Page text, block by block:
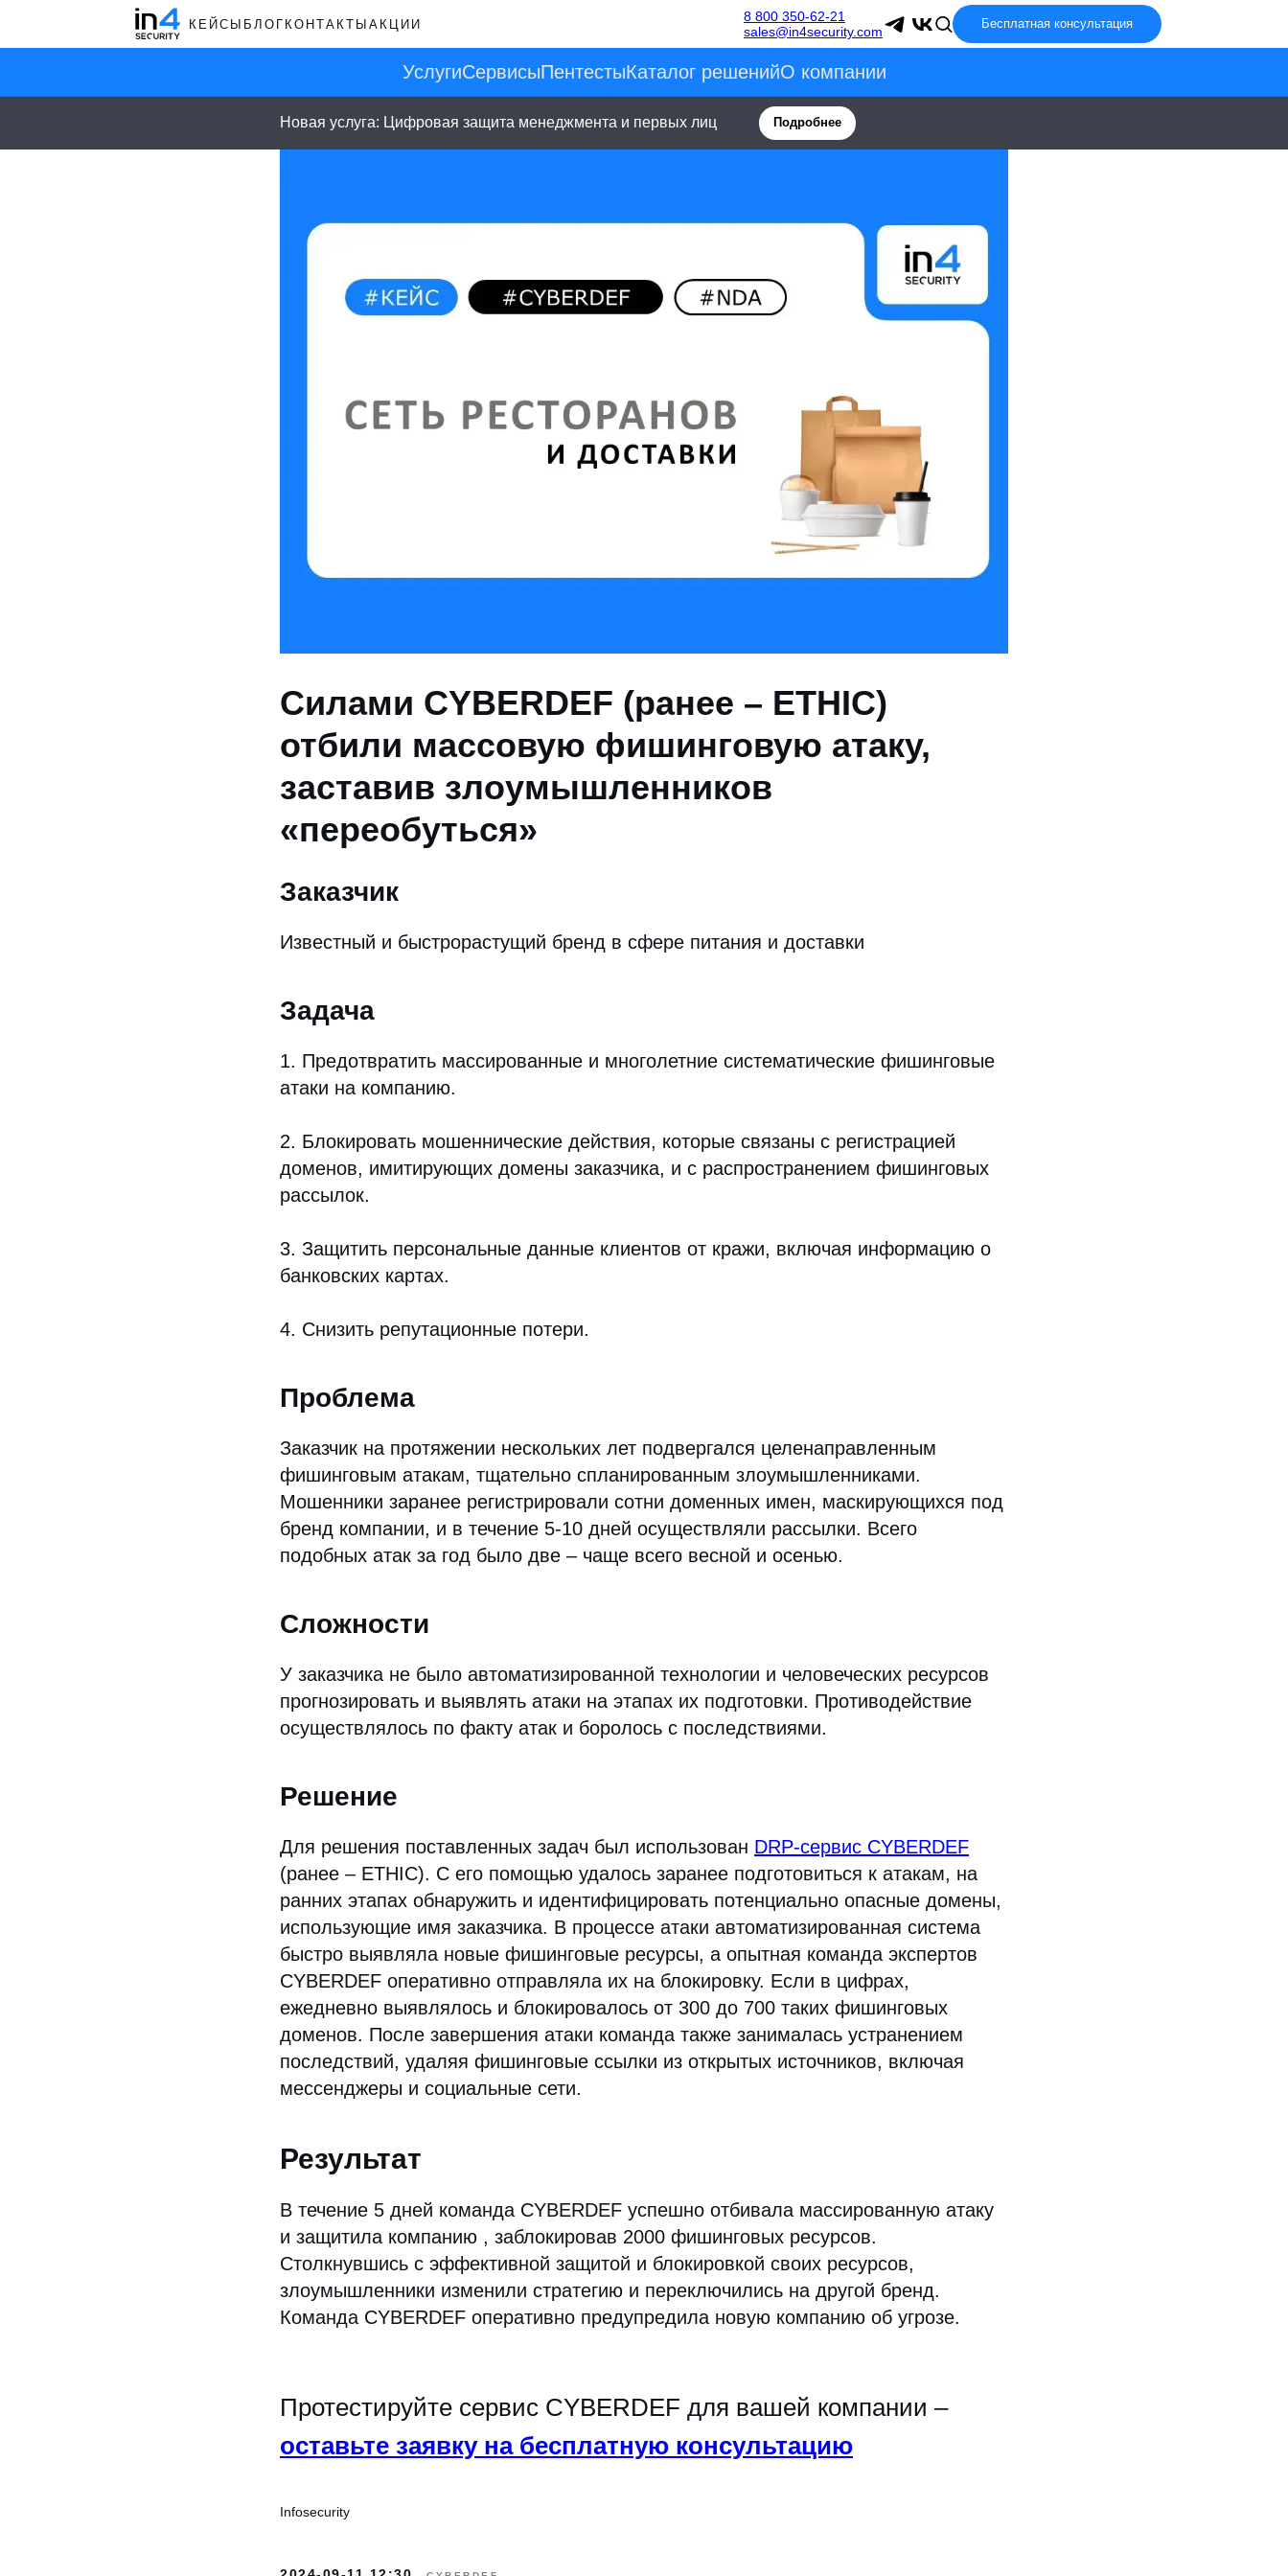
КЕЙСЫ БЛОГ КОНТАКТЫ АКЦИИ
8 800 350-62-21
sales@in4security.com
Бесплатная консультация
УслугиСервисыПентестыКаталог решенийО компании
Новая услуга: Цифровая защита менеджмента и первых лиц Подробнее
Силами CYBERDEF (ранее – ETHIC)
отбили массовую фишинговую атаку,
заставив злоумышленников
«переобуться»
Заказчик
Известный и быстрорастущий бренд в сфере питания и доставки
Задача
1. Предотвратить массированные и многолетние систематические фишинговые
атаки на компанию.
2. Блокировать мошеннические действия, которые связаны с регистрацией
доменов, имитирующих домены заказчика, и с распространением фишинговых
рассылок.
3. Защитить персональные данные клиентов от кражи, включая информацию о
банковских картах.
4. Снизить репутационные потери.
Проблема
Заказчик на протяжении нескольких лет подвергался целенаправленным
фишинговым атакам, тщательно спланированным злоумышленниками.
Мошенники заранее регистрировали сотни доменных имен, маскирующихся под
бренд компании, и в течение 5-10 дней осуществляли рассылки. Всего
подобных атак за год было две – чаще всего весной и осенью.
Сложности
У заказчика не было автоматизированной технологии и человеческих ресурсов
прогнозировать и выявлять атаки на этапах их подготовки. Противодействие
осуществлялось по факту атак и боролось с последствиями.
Решение
Для решения поставленных задач был использован DRP-сервис CYBERDEF
(ранее – ETHIC). С его помощью удалось заранее подготовиться к атакам, на
ранних этапах обнаружить и идентифицировать потенциально опасные домены,
использующие имя заказчика. В процессе атаки автоматизированная система
быстро выявляла новые фишинговые ресурсы, а опытная команда экспертов
CYBERDEF оперативно отправляла их на блокировку. Если в цифрах,
ежедневно выявлялось и блокировалось от 300 до 700 таких фишинговых
доменов. После завершения атаки команда также занималась устранением
последствий, удаляя фишинговые ссылки из открытых источников, включая
мессенджеры и социальные сети.
Результат
В течение 5 дней команда CYBERDEF успешно отбивала массированную атаку
и защитила компанию , заблокировав 2000 фишинговых ресурсов.
Столкнувшись с эффективной защитой и блокировкой своих ресурсов,
злоумышленники изменили стратегию и переключились на другой бренд.
Команда CYBERDEF оперативно предупредила новую компанию об угрозе.
Протестируйте сервис CYBERDEF для вашей компании –
оставьте заявку на бесплатную консультацию
Infosecurity